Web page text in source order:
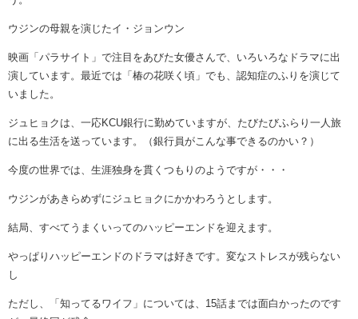
ウジンの母親を演じたイ・ジョンウン
映画「パラサイト」で注目をあびた女優さんで、いろいろなドラマに出
演しています。最近では「椿の花咲く頃」でも、認知症のふりを演じて
いました。
ジュヒョクは、一応KCU銀行に勤めていますが、たびたびふらり一人旅
に出る生活を送っています。（銀行員がこんな事できるのかい？）
今度の世界では、生涯独身を貫くつもりのようですが・・・
ウジンがあきらめずにジュヒョクにかかわろうとします。
結局、すべてうまくいってのハッピーエンドを迎えます。
やっぱりハッピーエンドのドラマは好きです。変なストレスが残らない
し
ただし、「知ってるワイフ」については、15話までは面白かったのです